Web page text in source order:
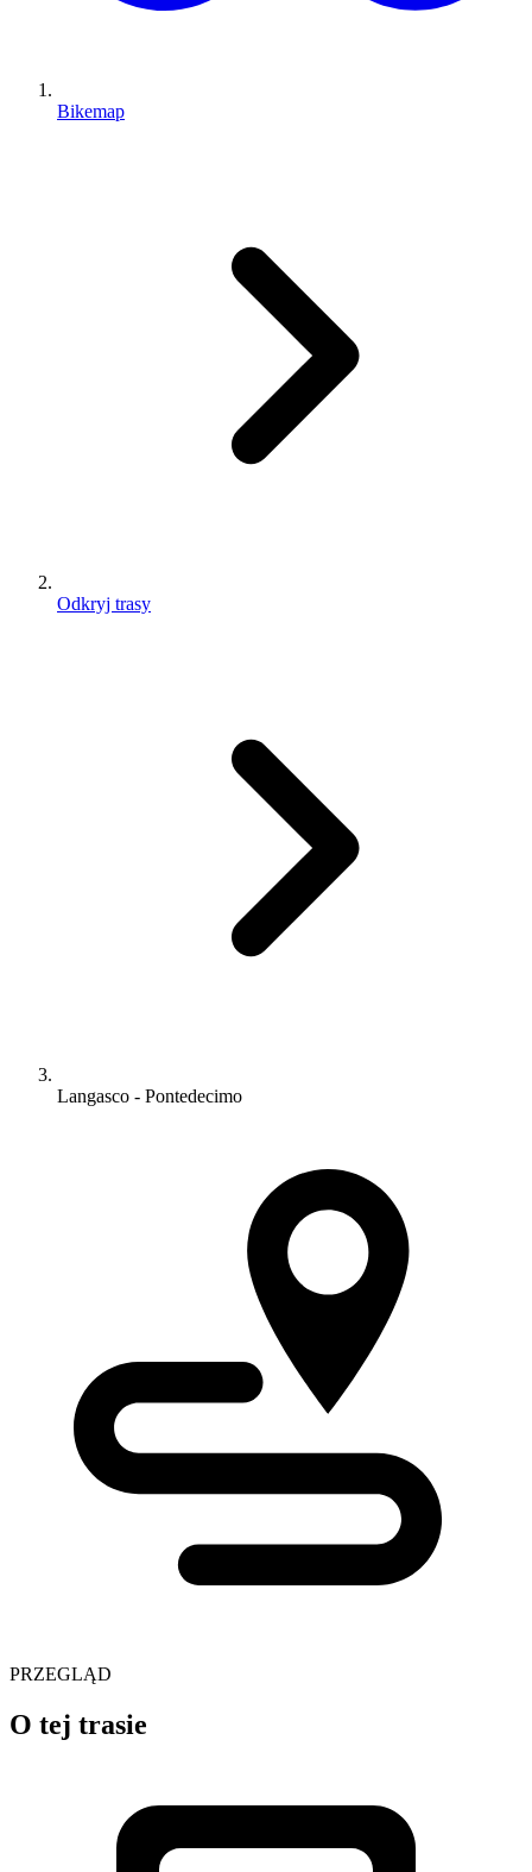
Bikemap
Odkryj trasy
Langasco - Pontedecimo
PRZEGLĄD
O tej trasie